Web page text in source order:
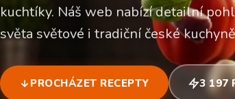
kuchtíky. Náš web nabízí detailní
světa světové i tradiční české
PROCHÁZET RECEPTY 3 197